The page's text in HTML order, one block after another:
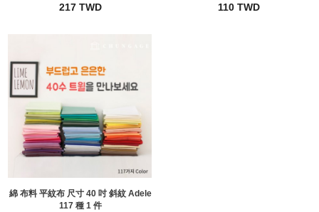
217 TWD 110 TWD
綿 布料 平紋布 尺寸 40 吋 斜紋 Adele
117 種 1 件